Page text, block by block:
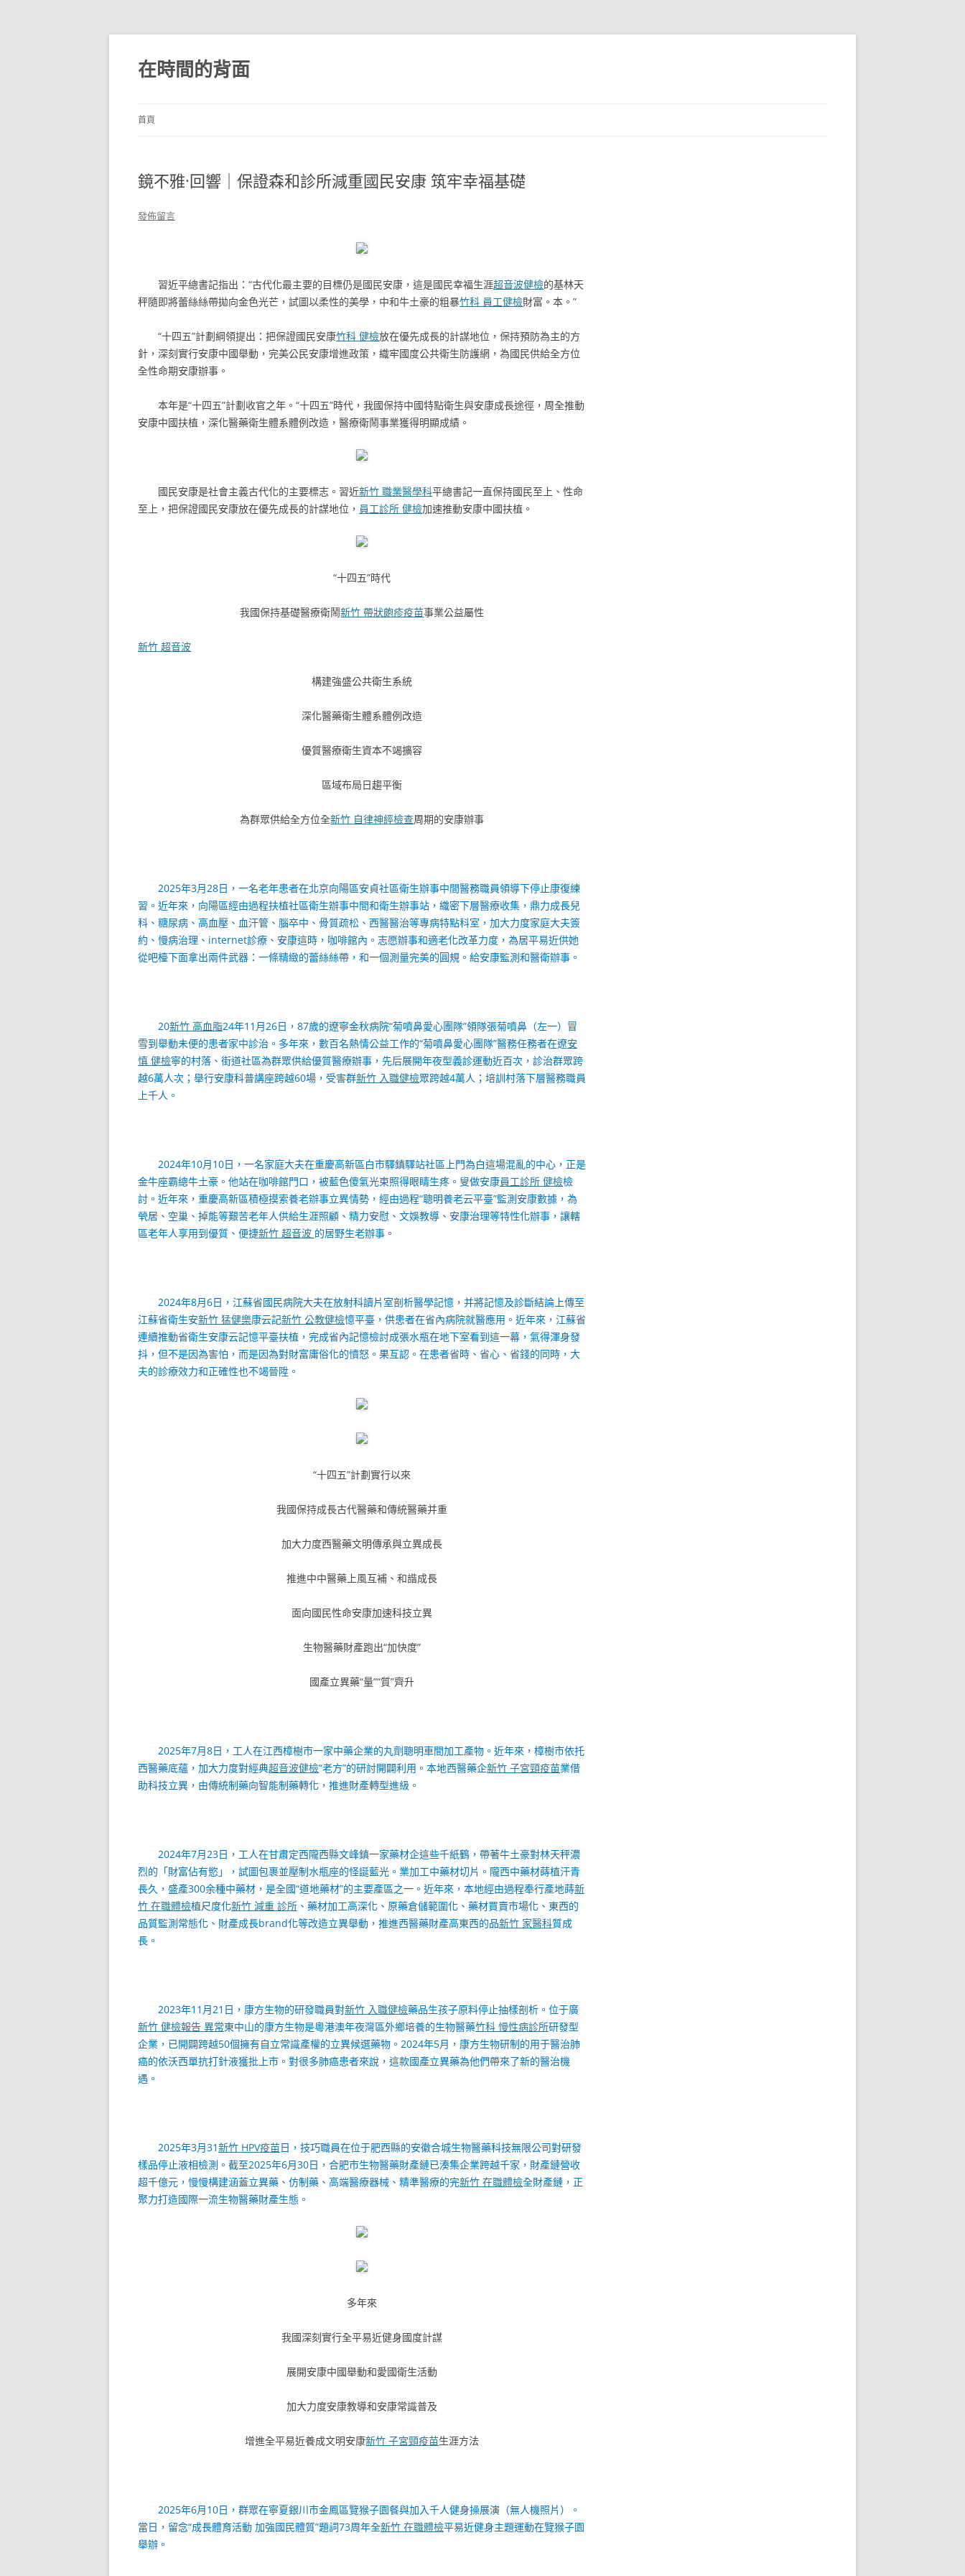
跳
主
要
內
在時間的背面
首頁
鏡不雅·回響｜保證森和診所減重國民安康 筑牢幸福基礎
發佈留言
習近平總書記指出：“古代化最主要的目標仍是國民安康，這是國民幸福生涯超音波健檢的基林天
秤隨即將蕾絲絲帶拋向金色光芒，試圖以柔性的美學，中和牛土豪的粗暴竹科 員工健檢財富。本。”
“十四五”計劃綱領提出：把保證國民安康竹科 健檢放在優先成長的計謀地位，保持預防為主的方
針，深刻實行安康中國舉動，完美公民安康增進政策，織牢國度公共衛生防護網，為國民供給全方位
全性命期安康辦事。
本年是“十四五”計劃收官之年。“十四五”時代，我國保持中國特點衛生與安康成長途徑，周全推動
安康中國扶植，深化醫藥衛生體系體例改造，醫療衛鬧事業獲得明顯成績。
國民安康是社會主義古代化的主要標志。習近新竹 職業醫學科平總書記一直保持國民至上、性命
至上，把保證國民安康放在優先成長的計謀地位， 員工診所 健檢加速推動安康中國扶植。
“十四五”時代
我國保持基礎醫療衛鬧新竹 帶狀皰疹疫苗事業公益屬性
新竹 超音波
構建強盛公共衛生系統
深化醫藥衛生體系體例改造
優質醫療衛生資本不竭擴容
區域布局日趨平衡
為群眾供給全方位全新竹 自律神經檢查周期的安康辦事
2025年3月28日，一名老年患者在北京向陽區安貞社區衛生辦事中間醫務職員領導下停止康復練
習。近年來，向陽區經由過程扶植社區衛生辦事中間和衛生辦事站，織密下層醫療收集，鼎力成長兒
科、糖尿病、高血壓、血汗管、腦卒中、骨質疏松、西醫醫治等專病特點科室，加大力度家庭大夫簽
約、慢病治理、internet診療、安康這時，咖啡館內。志愿辦事和適老化改革力度，為居平易近供她
從吧檯下面拿出兩件武器：一條精緻的蕾絲絲帶，和一個測量完美的圓規。給安康監測和醫衛辦事。
20新竹 高血脂24年11月26日，87歲的遼寧金秋病院“菊噴鼻愛心團隊”領隊張菊噴鼻（左一）冒
雪到舉動未便的患者家中診治。多年來，數百名熱情公益工作的“菊噴鼻愛心團隊”醫務任務者在遼安
慎 健檢寧的村落、街道社區為群眾供給優質醫療辦事，先后展開年夜型義診運動近百次，診治群眾跨
越6萬人次；舉行安康科普講座跨越60場，受害群新竹 入職健檢眾跨越4萬人；培訓村落下層醫務職員
上千人。
2024年10月10日，一名家庭大夫在重慶高新區白市驛鎮驛站社區上門為白這場混亂的中心，正是
金牛座霸總牛土豪。他站在咖啡館門口，被藍色傻氣光束照得眼睛生疼。叟做安康員工診所 健檢檢
討。近年來，重慶高新區積極摸索養老辦事立異情勢，經由過程“聰明養老云平臺”監測安康數據，為
煢居、空巢、掉能等艱苦老年人供給生涯照顧、精力安慰、文娛教導、安康治理等特性化辦事，讓轄
區老年人享用到優質、便捷新竹 超音波 的居野生老辦事。
2024年8月6日，江蘇省國民病院大夫在放射科讀片室剖析醫學記憶，并將記憶及診斷結論上傳至
江蘇省衛生安新竹 猛健樂康云記新竹 公教健檢憶平臺，供患者在省內病院就醫應用。近年來，江蘇省
連續推動省衛生安康云記憶平臺扶植，完成省內記憶檢討成張水瓶在地下室看到這一幕，氣得渾身發
抖，但不是因為害怕，而是因為對財富庸俗化的憤怒。果互認。在患者省時、省心、省錢的同時，大
夫的診療效力和正確性也不竭晉陞。
“十四五”計劃實行以來
我國保持成長古代醫藥和傳統醫藥并重
加大力度西醫藥文明傳承與立異成長
推進中中醫藥上風互補、和諧成長
面向國民性命安康加速科技立異
生物醫藥財產跑出“加快度”
國產立異藥“量”“質”齊升
2025年7月8日，工人在江西樟樹市一家中藥企業的丸劑聰明車間加工產物。近年來，樟樹市依托
西醫藥底蘊，加大力度對經典超音波健檢“老方”的研討開闢利用。本地西醫藥企新竹 子宮頸疫苗業借
助科技立異，由傳統制藥向智能制藥轉化，推進財產轉型進級。
2024年7月23日，工人在甘肅定西隴西縣文峰鎮一家藥材企這些千紙鶴，帶著牛土豪對林天秤濃
烈的「財富佔有慾」，試圖包裹並壓制水瓶座的怪誕藍光。業加工中藥材切片。隴西中藥材蒔植汗青
長久，盛產300余種中藥材，是全國“道地藥材”的主要產區之一。近年來，本地經由過程奉行產地蒔新
竹 在職體檢植尺度化新竹 減重 診所 、藥材加工高深化、原藥倉儲範圍化、藥材買賣市場化、東西的
品質監測常態化、財產成長brand化等改造立異舉動，推進西醫藥財產高東西的品新竹 家醫科質成
長。
2023年11月21日，康方生物的研發職員對新竹 入職健檢藥品生孩子原料停止抽樣剖析。位于廣
新竹 健檢報告 異常東中山的康方生物是粵港澳年夜灣區外鄉培養的生物醫藥竹科 慢性病診所研發型
企業，已開闢跨越50個擁有自立常識產權的立異候選藥物。2024年5月，康方生物研制的用于醫治肺
癌的依沃西單抗打針液獲批上市。對很多肺癌患者來說，這款國產立異藥為他們帶來了新的醫治機
遇。
2025年3月31新竹 HPV疫苗日，技巧職員在位于肥西縣的安徽合城生物醫藥科技無限公司對研發
樣品停止液相檢測。截至2025年6月30日，合肥市生物醫藥財產鏈已湊集企業跨越千家，財產鏈營收
超千億元，慢慢構建涵蓋立異藥、仿制藥、高端醫療器械、精準醫療的完新竹 在職體檢全財產鏈，正
聚力打造國際一流生物醫藥財產生態。
多年來
我國深刻實行全平易近健身國度計謀
展開安康中國舉動和愛國衛生活動
加大力度安康教導和安康常識普及
增進全平易近養成文明安康新竹 子宮頸疫苗生涯方法
2025年6月10日，群眾在寧夏銀川市金鳳區覽猴子園餐與加入千人健身操展演（無人機照片）。
當日，留念“成長體育活動 加強國民體質”題詞73周年全新竹 在職體檢平易近健身主題運動在覽猴子園
舉辦。